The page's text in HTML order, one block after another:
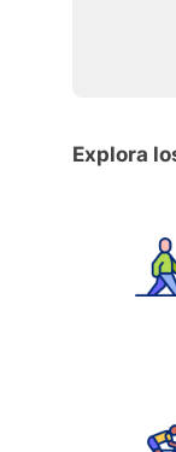
Explora